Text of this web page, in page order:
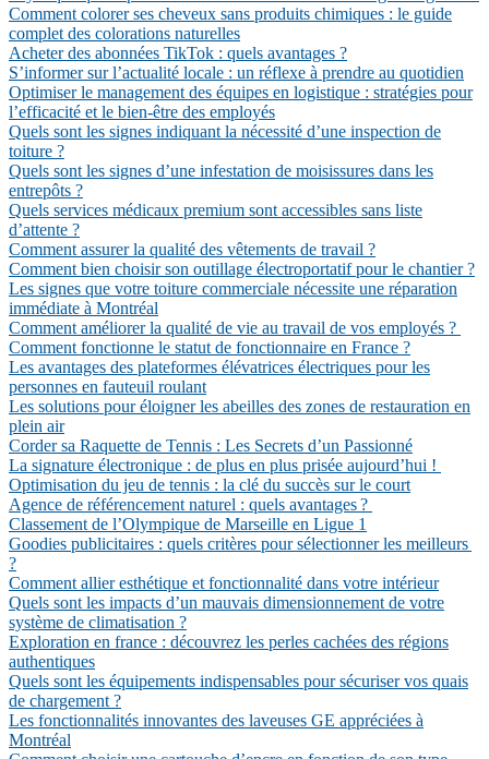
Comment colorer ses cheveux sans produits chimiques : le guide
complet des colorations naturelles
Acheter des abonnées TikTok : quels avantages ?
S’informer sur l’actualité locale : un réflexe à prendre au quotidien
Optimiser le management des équipes en logistique : stratégies pour
l’efficacité et le bien-être des employés
Quels sont les signes indiquant la nécessité d’une inspection de
toiture ?
Quels sont les signes d’une infestation de moisissures dans les
entrepôts ?
Quels services médicaux premium sont accessibles sans liste
d’attente ?
Comment assurer la qualité des vêtements de travail ?
Comment bien choisir son outillage électroportatif pour le chantier ?
Les signes que votre toiture commerciale nécessite une réparation
immédiate à Montréal
Comment améliorer la qualité de vie au travail de vos employés ?
Comment fonctionne le statut de fonctionnaire en France ?
Les avantages des plateformes élévatrices électriques pour les
personnes en fauteuil roulant
Les solutions pour éloigner les abeilles des zones de restauration en
plein air
Corder sa Raquette de Tennis : Les Secrets d’un Passionné
La signature électronique : de plus en plus prisée aujourd’hui !
Optimisation du jeu de tennis : la clé du succès sur le court
Agence de référencement naturel : quels avantages ?
Classement de l’Olympique de Marseille en Ligue 1
Goodies publicitaires : quels critères pour sélectionner les meilleurs
?
Comment allier esthétique et fonctionnalité dans votre intérieur
Quels sont les impacts d’un mauvais dimensionnement de votre
système de climatisation ?
Exploration en france : découvrez les perles cachées des régions
authentiques
Quels sont les équipements indispensables pour sécuriser vos quais
de chargement ?
Les fonctionnalités innovantes des laveuses GE appréciées à
Montréal